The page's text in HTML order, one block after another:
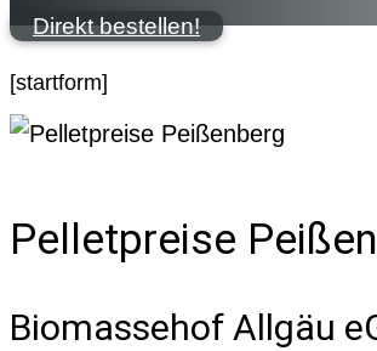
Direkt bestellen!
[startform]
Pelletpreise
Biomassehof Allgäu